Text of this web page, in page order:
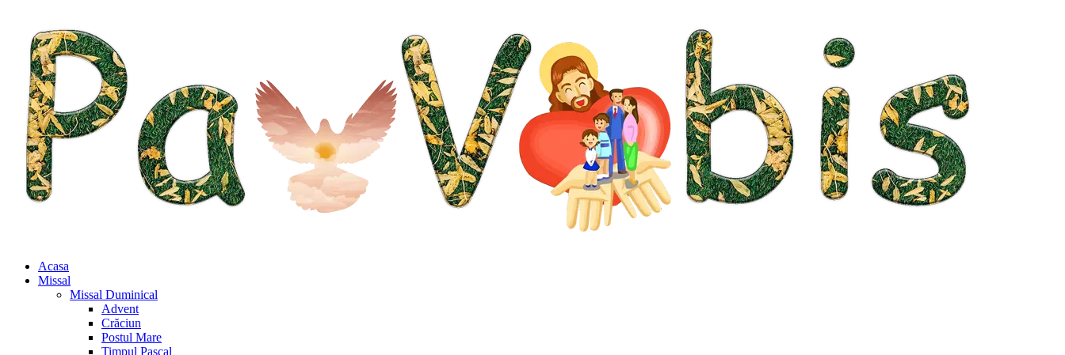
Acasa
Missal
Missal Duminical
Advent
Crăciun
Postul Mare
Timpul Pascal